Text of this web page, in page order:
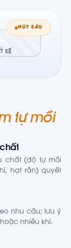
HÚT SÂU
KẾ
tự mồi
chất (độ tự mồi
hạt rắn) quyết
nhu cầu; lưu ý
nhiều khí.